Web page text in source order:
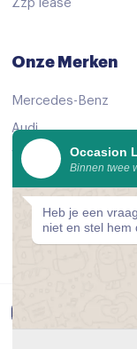
Zzp lease
Onze Merken
Mercedes-Benz
Audi
Volkswagen
Peugeot
Bekijk alle merken
© 2026 Occasion
Occasion
Binnen twee
Heb je een
niet en stel hem